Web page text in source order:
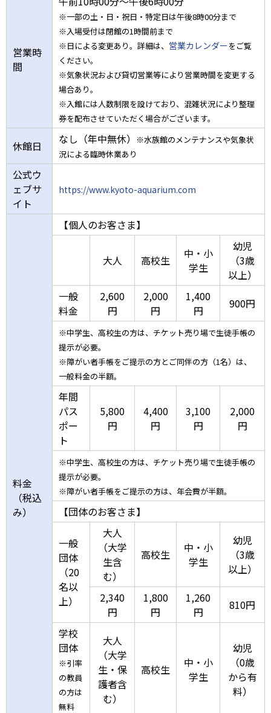
営業時
間
※一部の土・日・祝日・特定日は午後8時00分まで
※入場受付は閉館の1時間前まで
※日による変更あり。詳細は、 営業カレンダーをご覧
ください。
※気象状況および貸切営業等により営業時間を変更する
場合あり。
※入館には人数制限を設けており、混雑状況により整理
券を配布させていただく場合がございます。
休館日 なし（年中無休）
※水族館のメンテナンスや気象状
況による臨時休業あり
公式ウ
ェブサ
イト
https://www.kyoto-aquarium.com
料金
（税込
み）
【個人のお客さま】
大人 高校生
中・小
学生
幼児
（3歳
以上）
一般
料金
2,600
円
2,000
円
1,400
円
900円
※中学生、高校生の方は、チケット売り場で生徒手帳の
提示が必要。
※障がい者手帳をご提示の方とご同伴の方（1名）は、
一般料金の半額。
年間
パス
ポー
ト
5,800
円
4,400
円
3,100
円
2,000
円
※中学生、高校生の方は、チケット売り場で生徒手帳の
提示が必要。
※障がい者手帳をご提示の方は、年会費が半額。
【団体のお客さま】
一般
団体
（20
名以
上）
大人
（大学
生含
む）
高校生
中・小
学生
幼児
（3歳
以上）
2,340
円
1,800
円
1,260
円
810円
学校
団体
※引率
の教員
の方は
無料
大人
（大学
生・保
護者含
む）
高校生
中・小
学生
幼児
（0歳
から有
料）